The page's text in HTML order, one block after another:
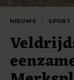
NIEUWS / SPORT